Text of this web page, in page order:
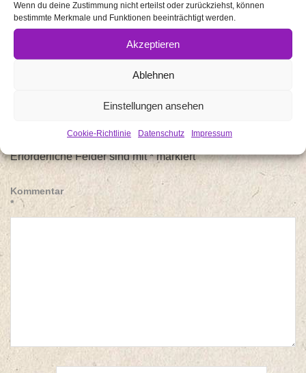
Wenn du deine Zustimmung nicht erteilst oder zurückziehst, können
bestimmte Merkmale und Funktionen beeinträchtigt werden.
Akzeptieren
Ablehnen
Einstellungen ansehen
Cookie-Richtlinie Datenschutz Impressum
Wird geladen …
BERTA
ANTWORTEN
SCHREIBE EINEN KOMMENTAR
Deine E-Mail-Adresse wird nicht veröffentlicht.
Erforderliche Felder sind mit*markiert
Kommentar
*